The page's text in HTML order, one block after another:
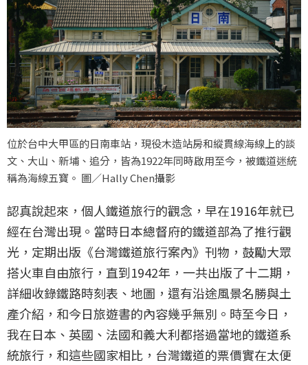
位於台中大甲區的日南車站，現役木造站房和縱貫線海線上的談
文、大山、新埔、追分，皆為1922年同時啟用至今，被鐵道迷統
稱為海線五寶。 圖／Hally Chen攝影
認真說起來，個人鐵道旅行的觀念，早在1916年就已
經在台灣出現。當時日本總督府的鐵道部為了推行觀
光，定期出版《台灣鐵道旅行案內》刊物，鼓勵大眾
搭火車自由旅行，直到1942年，一共出版了十二期，
詳細收錄鐵路時刻表、地圖，還有沿途風景名勝與土
產介紹，和今日旅遊書的內容幾乎無別。時至今日，
我在日本、英國、法國和義大利都搭過當地的鐵道系
統旅行，和這些國家相比，台灣鐵道的票價實在太便